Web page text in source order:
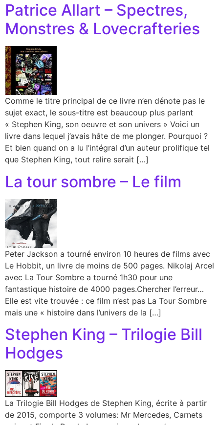
Patrice Allart – Spectres,
Monstres & Lovecrafteries
Comme le titre principal de ce livre n’en dénote pas le
sujet exact, le sous-titre est beaucoup plus parlant
« Stephen King, son oeuvre et son univers » Voici un
livre dans lequel j’avais hâte de me plonger. Pourquoi ?
Et bien quand on a lu l’intégral d’un auteur prolifique tel
que Stephen King, tout relire serait […]
La tour sombre – Le film
Peter Jackson a tourné environ 10 heures de films avec
Le Hobbit, un livre de moins de 500 pages. Nikolaj Arcel
avec La Tour Sombre a tourné 1h30 pour une
fantastique histoire de 4000 pages.Chercher l’erreur…
Elle est vite trouvée : ce film n’est pas La Tour Sombre
mais une « histoire dans l’univers de la […]
Stephen King – Trilogie Bill
Hodges
La Trilogie Bill Hodges de Stephen King, écrite à partir
de 2015, comporte 3 volumes: Mr Mercedes, Carnets